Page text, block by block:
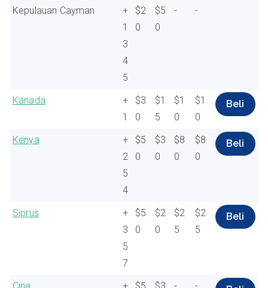
Kepulauan Cayman
+
1
3
4
5
$2
0
$5
0
- -
Kanada
+
1
$3
0
$1
5
$1
0
$1
0
Beli
Kenya
+
2
5
4
$5
0
$3
0
$8
0
$8
0
Beli
Siprus
+
3
5
7
$5
0
$2
0
$2
5
$2
5
Beli